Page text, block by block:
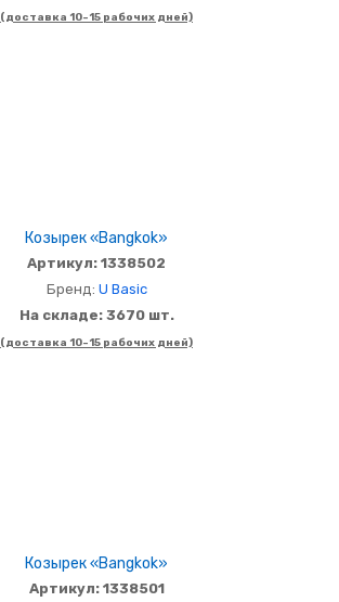
(доставка 10-15 рабочих дней)
Козырек «Bangkok»
Артикул: 1338502
Бренд: U Basic
На складе: 3670 шт.
(доставка 10-15 рабочих дней)
Козырек «Bangkok»
Артикул: 1338501